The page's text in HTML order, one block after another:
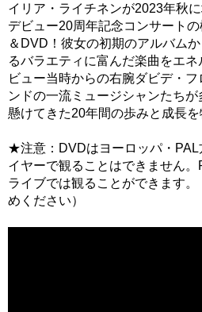
イリア・ライチネンが2023年秋
デビュー20周年記念コンサート
＆DVD！彼女の初期のアルバム
るバラエティに富んだ楽曲をエ
ビュー当時からの右腕ダビデ・
ンドの一流ミュージシャンたち
懸けてきた20年間の歩みと成長を
★注意：DVDはヨーロッパ・PAL
イヤーで観ることはできません
ライブでは観ることができます
めください）